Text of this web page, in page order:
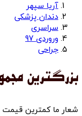
آریا سپهر
دندان پزشکی
سراسری
وروردی 97
جراحی
شعار ما کمترین قیمت